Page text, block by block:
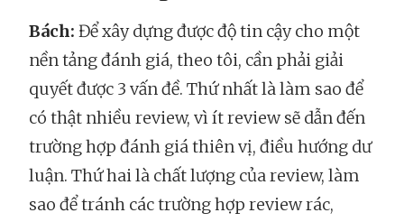
Bách: Để xây dựng được độ tin cậy cho một
nền tảng đánh giá, theo tôi, cần phải giải
quyết được 3 vấn đề. Thứ nhất là làm sao để
có thật nhiều review, vì ít review sẽ dẫn đến
trường hợp đánh giá thiên vị, điều hướng dư
luận. Thứ hai là chất lượng của review, làm
sao để tránh các trường hợp review rác,